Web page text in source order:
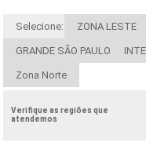
Selecione: ZONA LESTE
GRANDE SÃO PAULO
Zona Norte
Verifique as regiões que
atendemos